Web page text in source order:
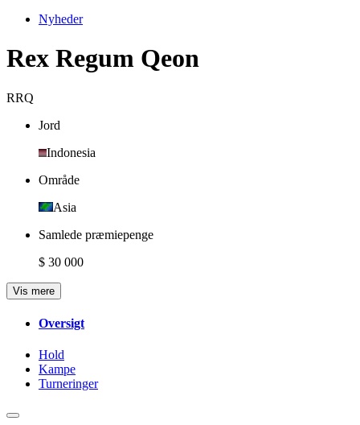
Nyheder
Rex Regum Qeon
RRQ
Jord
Indonesia
Område
Asia
Samlede præmiepenge
$ 30 000
Vis mere
Oversigt
Hold
Kampe
Turneringer